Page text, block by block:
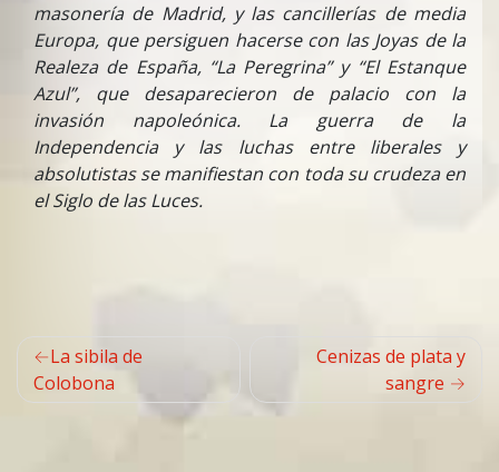
masonería de Madrid, y las cancillerías de media
Europa, que persiguen hacerse con las Joyas de la
Realeza de España, “La Peregrina” y “El Estanque
Azul”, que desaparecieron de palacio con la
invasión napoleónica. La guerra de la
Independencia y las luchas entre liberales y
absolutistas se manifiestan con toda su crudeza en
el Siglo de las Luces.
Navegación
de
La sibila de
Colobona
Cenizas de plata y
sangre